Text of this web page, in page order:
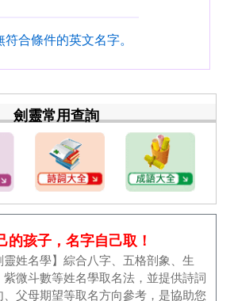
符合條件的英文名字。
劍靈常用查詢
的孩子，名字自己取！
靈姓名學】綜合八字、五格剖象、生
紫微斗數等姓名學取名法，並提供詩詞
、父母期望等取名方向參考，是協助您